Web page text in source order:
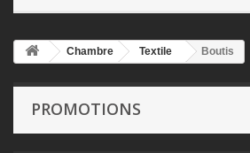
Chambre Textile Boutis
PROMOTIONS